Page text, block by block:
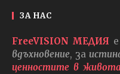
ЗА НАС
FreeVISION МЕДИЯ
вдъхновение, за
ценностите в